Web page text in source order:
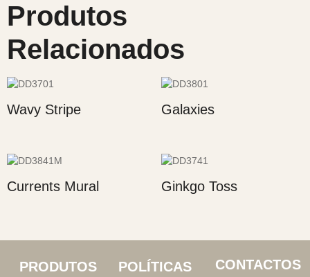
Produtos
Relacionados
Wavy Stripe Galaxies
Currents Mural Ginkgo Toss
PRODUTOS POLÍTICAS CONTACTOS